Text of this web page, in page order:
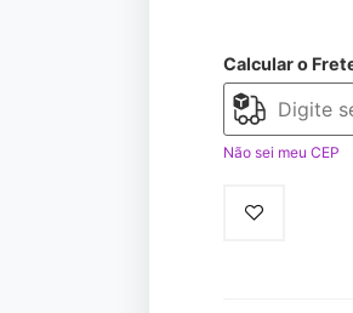
Calcular o
Não sei meu CEP